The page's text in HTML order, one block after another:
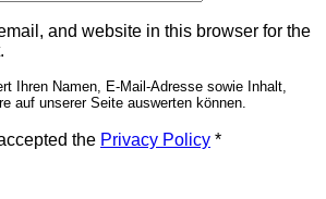
and website in this browser for the
Ihren Namen, E-Mail-Adresse sowie Inhalt,
auf unserer Seite auswerten können.
the Privacy Policy *